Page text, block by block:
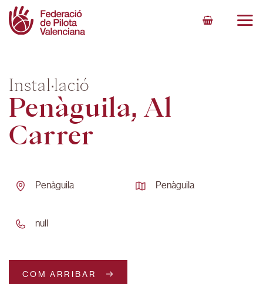
Skip
content
Instal·lació
Penàguila, Al
Carrer
Penàguila Penàguila
null
COM ARRIBAR